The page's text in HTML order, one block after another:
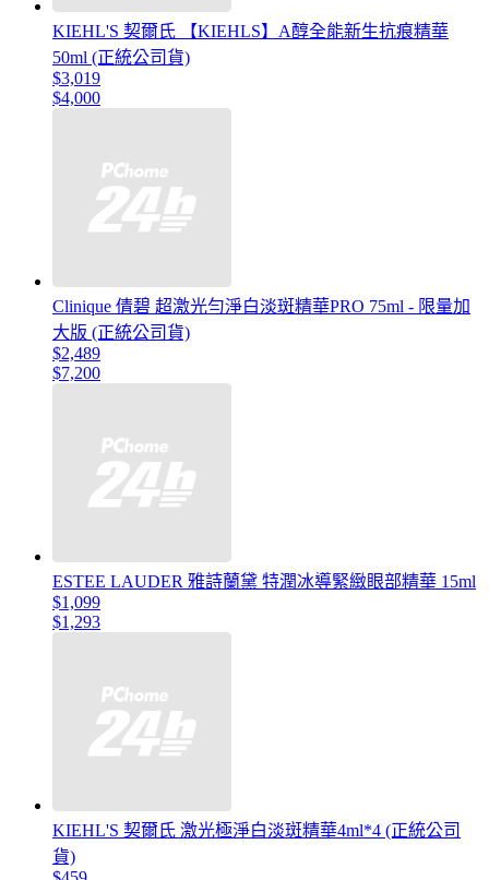
KIEHL'S 契爾氏 【KIEHLS】A醇全能新生抗痕精華
50ml (正統公司貨)
$3,019
$4,000
Clinique 倩碧 超激光勻淨白淡斑精華PRO 75ml - 限量加
大版 (正統公司貨)
$2,489
$7,200
ESTEE LAUDER 雅詩蘭黛 特潤冰導緊緻眼部精華 15ml
$1,099
$1,293
KIEHL'S 契爾氏 激光極淨白淡斑精華4ml*4 (正統公司
貨)